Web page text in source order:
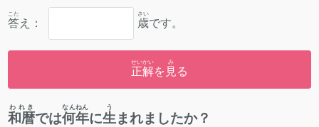
答
こた
え： 歳
さい
です。
正解
せいかい
を 見
み
る
和暦
われき
では何年
なんねん
に生
う
まれましたか？